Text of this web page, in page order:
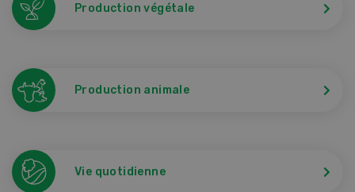
Production végétale
Production animale
Vie quotidienne